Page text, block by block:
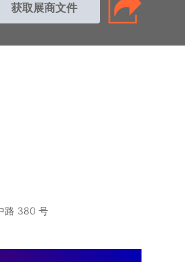
获取展商文件
路 380 号